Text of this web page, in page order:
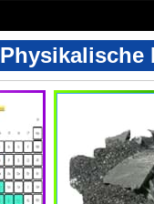
Physikalische